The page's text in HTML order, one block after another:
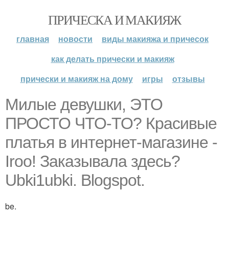
ПРИЧЕСКА И МАКИЯЖ
главная новости
виды макияжа и причесок
как делать прически и макияж
прически и макияж на дому
игры отзывы
Милые девушки, ЭТО
ПРОСТО ЧТО-ТО? Красивые
платья в интернет-магазине -
Iroo! Заказывала здесь?
Ubki1ubki. Blogspot.
be.